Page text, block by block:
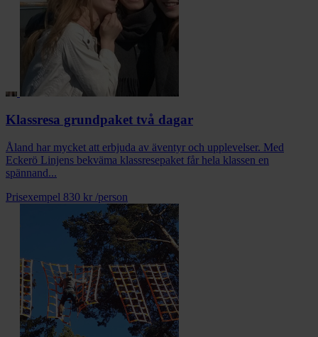
Klassresa grundpaket två dagar
Åland har mycket att erbjuda av äventyr och upplevelser. Med
Eckerö Linjens bekväma klassresepaket får hela klassen en
spännand...
Prisexempel 830 kr /person